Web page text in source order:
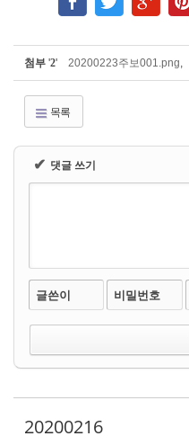
첨부 '2' 20200223주보001.png,
목록
✔ 댓글 쓰기
글쓴이 비밀번호
20200216